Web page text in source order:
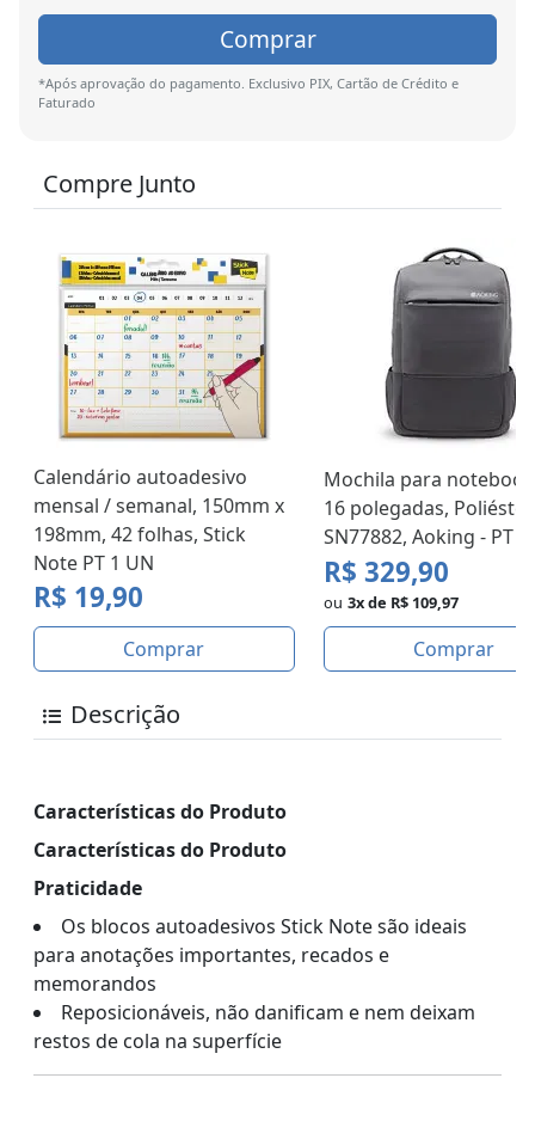
Comprar
*Após aprovação do pagamento. Exclusivo PIX, Cartão de Crédito e
Faturado
Compre Junto
Calendário autoadesivo
mensal / semanal, 150mm x
198mm, 42 folhas, Stick
Note PT 1 UN
R$ 19,90
Comprar
Mochila para
16 polegadas, Poliéster,
SN77882, Aoking - PT 1
R$ 329,90
ou 3x de R$ 109,97
Comprar
Descrição
Características do Produto
Características do Produto
Praticidade
Os blocos autoadesivos Stick Note são ideais
para anotações importantes, recados e
memorandos
Reposicionáveis, não danificam e nem deixam
restos de cola na superfície